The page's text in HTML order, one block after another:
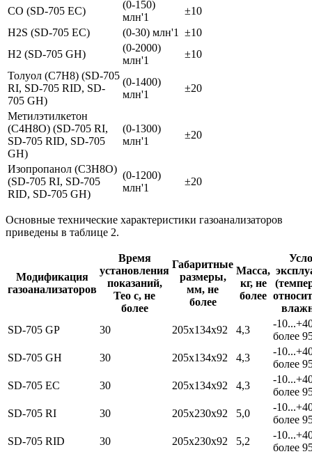
CO (SD-705 EC)
(0-150)
млн'1
±10
H2S (SD-705 EC)
(0-30) млн'1
±10
H2 (SD-705 GH)
(0-2000)
млн'1
±10
Толуол (C7H8) (SD-705
RI, SD-705 RID, SD-
705 GH)
(0-1400)
млн'1
±20
Метилэтилкетон
(C4H8O) (SD-705 RI,
SD-705 RID, SD-705
GH)
(0-1300)
млн'1
±20
Изопропанол (С3Н8О)
(SD-705 RI, SD-705
RID, SD-705 GH)
(0-1200)
млн'1
±20
Основные технические характеристики газоанализаторов
приведены в таблице 2.
Модификация
газоанализаторов
Время
установления
показаний,
Teo с, не
более
Габаритные
размеры,
мм, не
более
Масса,
кг, не
более
SD-705 GP
30 205x134x92 4,3
-
более
SD-705 GH
30 205x134x92 4,3
-
более
SD-705 EC
30 205x134x92 4,3
-
более
SD-705 RI
30 205x230x92 5,0
-
более
SD-705 RID
30 205x230x92 5,2
-
более